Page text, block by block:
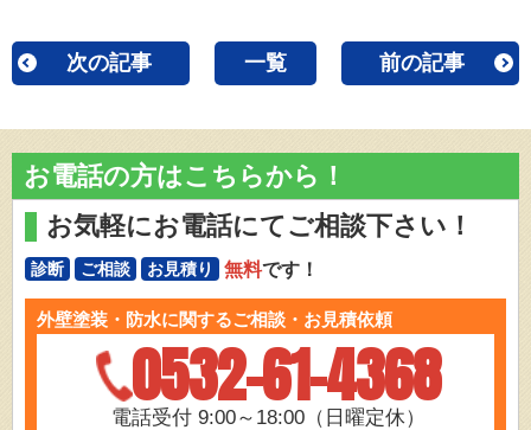
次の記事 一覧 前の記事
お電話の方はこちらから！
お気軽にお電話にてご相談下さい！
診断 ご相談 お見積り 無料です！
外壁塗装・防水に関するご相談・お見積依頼
0532-61-4368
電話受付 9:00～18:00（日曜定休）